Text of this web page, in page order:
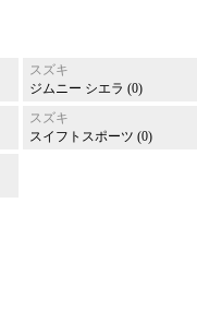
スズキ
ジムニー シエラ (0)
スズキ
スイフトスポーツ (0)